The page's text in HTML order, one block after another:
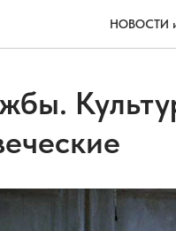
НОВОСТИ